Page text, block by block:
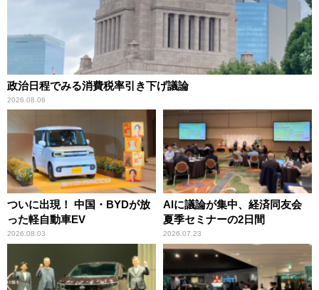
政治日程でみる消費税率引き下げ議論
2026.08.06
ついに出現！ 中国・BYDが放
った軽自動車EV
2026.08.03
AIに議論が集中、経済同友会
夏季セミナーの2日間
2026.07.23